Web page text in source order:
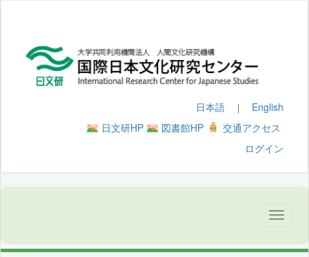
日本語 ｜ English
日文研HP
図書館HP
交通アクセス
ログイン